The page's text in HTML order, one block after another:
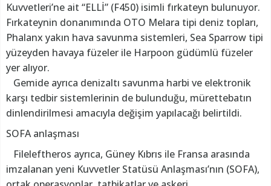
Kuvvetleri’ne ait “ELLİ” (F450) isimli fırkateyn bulunuyor.
Fırkateynin donanımında OTO Melara tipi deniz topları,
Phalanx yakın hava savunma sistemleri, Sea Sparrow tipi
yüzeyden havaya füzeler ile Harpoon güdümlü füzeler
yer alıyor.
Gemide ayrıca denizaltı savunma harbi ve elektronik
karşı tedbir sistemlerinin de bulunduğu, mürettebatın
dinlendirilmesi amacıyla değişim yapılacağı belirtildi.
SOFA anlaşması
Fileleftheros ayrıca, Güney Kıbrıs ile Fransa arasında
imzalanan yeni Kuvvetler Statüsü Anlaşması’nın (SOFA),